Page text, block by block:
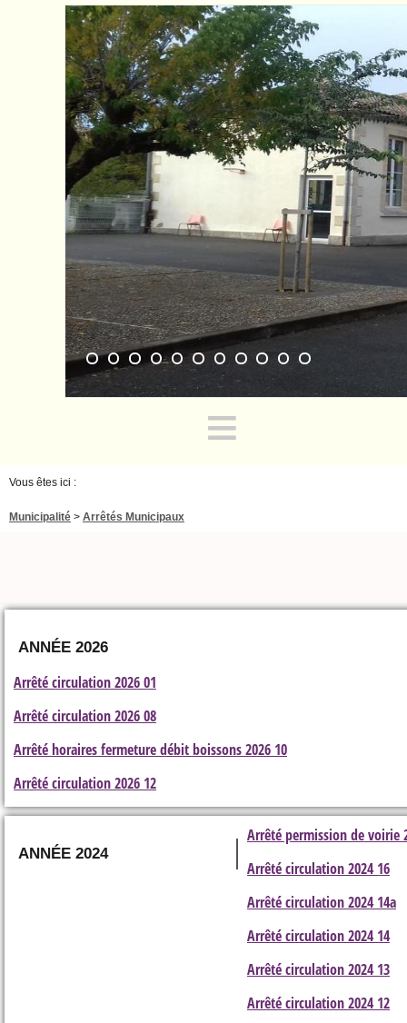
1 2 3 4 5 6 7 8 9 10 11
≡
Vous êtes ici :
Municipalité > Arrêtés Municipaux
ANNÉE 2026
Arrêté circulation 2026 01
Arrêté circulation 2026 08
Arrêté horaires fermeture débit boissons 2026 10
Arrêté circulation 2026 12
ANNÉE 2024
Arrêté permission de voirie
Arrêté circulation 2024 16
Arrêté circulation 2024 14a
Arrêté circulation 2024 14
Arrêté circulation 2024 13
Arrêté circulation 2024 12